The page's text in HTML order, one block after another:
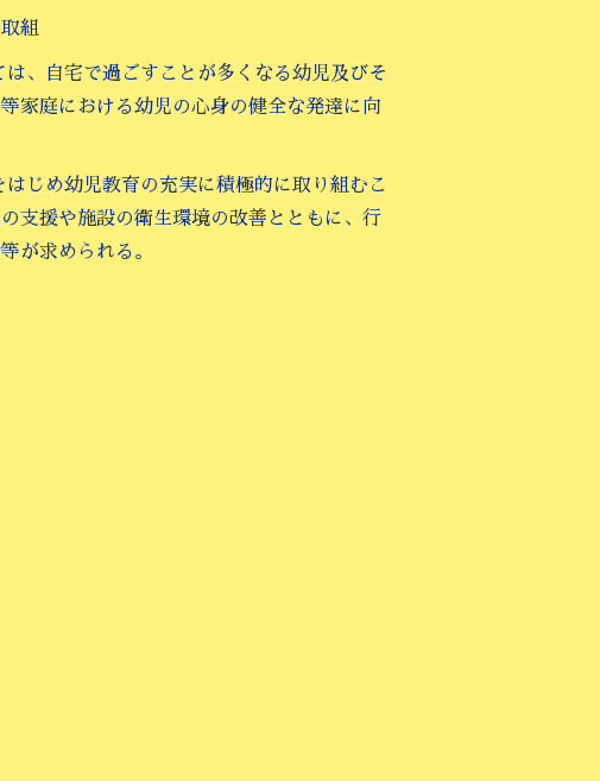
組
、自宅で過ごすことが多くなる幼児及びそ
家庭における幼児の心身の健全な発達に向
じめ幼児教育の充実に積極的に取り組むこ
支援や施設の衛生環境の改善とともに、行
が求められる。